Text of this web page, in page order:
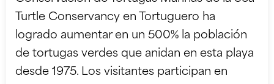
Turtle Conservancy en Tortuguero ha
logrado aumentar en un 500% la población
de tortugas verdes que anidan en esta playa
desde 1975. Los visitantes participan en